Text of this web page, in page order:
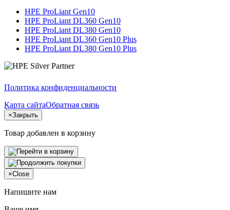
HPE ProLiant Gen10
HPE ProLiant DL360 Gen10
HPE ProLiant DL380 Gen10
HPE ProLiant DL360 Gen10 Plus
HPE ProLiant DL380 Gen10 Plus
Политика конфиденциальности
Карта сайтаОбратная связь
×Закрыть
Товар добавлен в корзину
×Close
Напишите нам